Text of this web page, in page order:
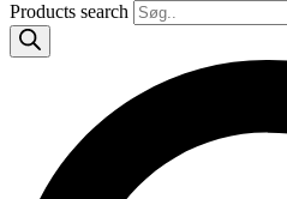
Products search